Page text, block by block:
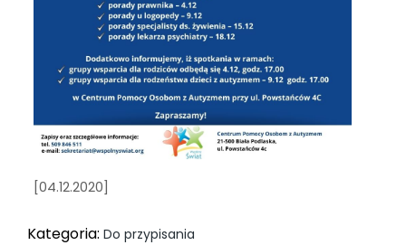
[04.12.2020]
Kategoria: Do przypisania